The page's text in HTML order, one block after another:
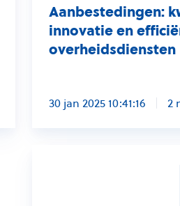
Aanbestedingen:
innovatie en
overheidsdiensten
30 jan 2025 10:41:16 2